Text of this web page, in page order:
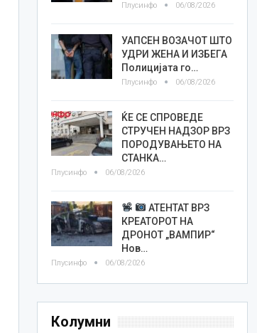
Плусинфо 06/08/2026
УАПСЕН ВОЗАЧОТ ШТО
УДРИ ЖЕНА И ИЗБЕГА
Полицијата го…
Плусинфо 06/08/2026
ЌЕ СЕ СПРОВЕДЕ
СТРУЧЕН НАДЗОР ВРЗ
ПОРОДУВАЊЕТО НА
СТАНКА…
Плусинфо 06/08/2026
АТЕНТАТ ВРЗ
КРЕАТОРОТ НА
ДРОНОТ „ВАМПИР“
Нов…
Плусинфо 06/08/2026
Колумни